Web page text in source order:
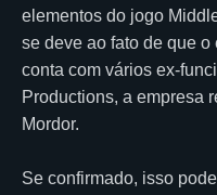
elementos do jogo
se deve ao fato de que
conta com vários ex-
Productions, a empresa
Mordor.
Se confirmado, isso